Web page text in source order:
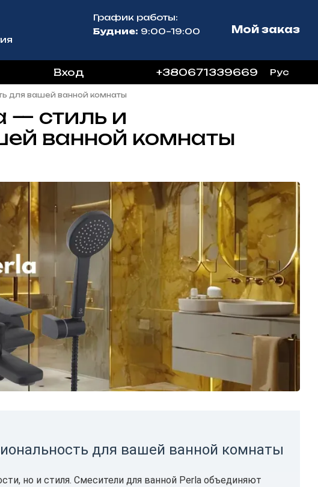
График работы:
Будние: 9:00–19:00 Мой заказ
Вход +380671339669 Рус
для вашей ванной комнаты
— стиль и
ванной комнаты
для вашей ванной комнаты
но и стиля. Смесители для ванной Perla объединяют